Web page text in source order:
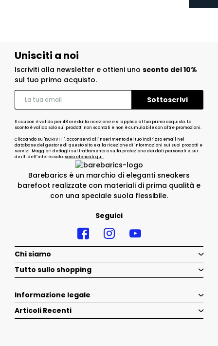
Barebarics è un marchio di eleganti sneakers
barefoot realizzate con materiali di prima qualità e
con una speciale suola flessibile.
Seguici
Unisciti a noi
Iscriviti alla newsletter e ottieni uno sconto del 10%
sul tuo primo acquisto.
Il coupon è valido per 48 ore dalla ricezione e si applica al tuo primo acquisto. Lo
sconto è valido solo sui prodotti non scontati e non è cumulabile con altre promozioni.
Cliccando su "ISCRIVITI", acconsenti all'inserimento del tuo indirizzo email nel
database del gestore di questo sito e alla ricezione di informazioni sui suoi prodotti e
servizi. Maggiori dettagli sul trattamento e sulla protezione dei dati personali e sui
diritti dell’interessato, sono elencati qui.
Chi siamo
Tutto sullo shopping
Informazione legale
Articoli Recenti